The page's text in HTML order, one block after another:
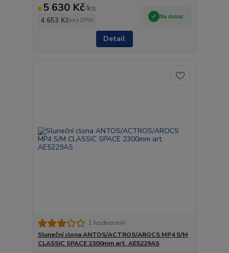
5 630 Kč/ks
4 653 Kčbez DPH
Na dotaz
Detail
1 hodnocení
Sluneční clona ANTOS/ACTROS/AROCS MP4 S/M
CLASSIC SPACE 2300mm art. AE5229AS